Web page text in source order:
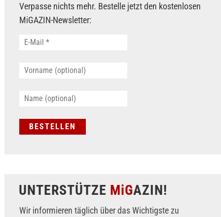
Verpasse nichts mehr. Bestelle jetzt den kostenlosen
MiGAZIN-Newsletter:
UNTERSTÜTZE MiGAZIN!
Wir informieren täglich über das Wichtigste zu